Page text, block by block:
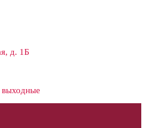
д. 1Б
выходные